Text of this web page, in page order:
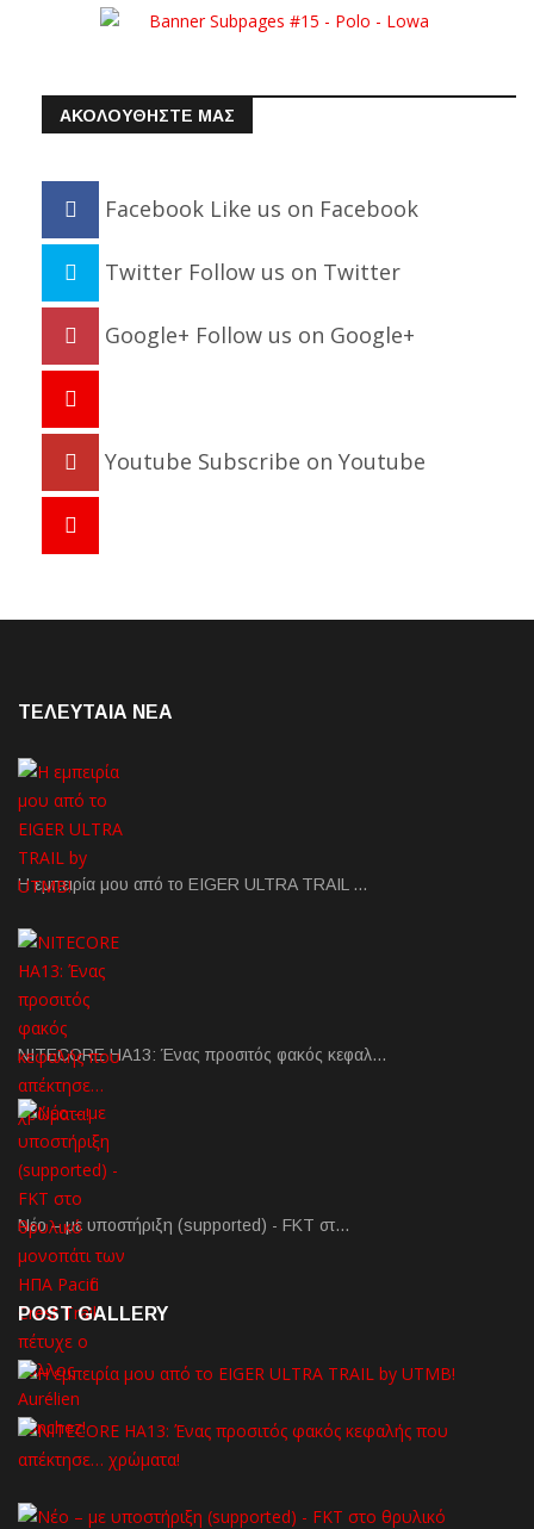
ΑΚΟΛΟΥΘΗΣΤΕ ΜΑΣ
Facebook Like us on Facebook
Twitter Follow us on Twitter
Google+ Follow us on Google+
Youtube Subscribe on Youtube
ΤΕΛΕΥΤΑΙΑ NEA
Η εμπειρία μου από το EIGER ULTRA TRAIL …
NITECORE HA13: Ένας προσιτός φακός κεφαλ…
Νέο – με υποστήριξη (supported) - FKT στ…
POST GALLERY